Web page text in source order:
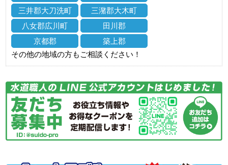
三井郡大刀洗町
三潴郡大木町
八女郡広川町
田川郡
京都郡
築上郡
その他の地域の方もご相談ください！